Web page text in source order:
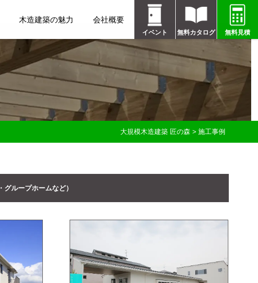
木造建築の魅力 会社概要
イベント 無料カタログ 無料見積
大規模木造建築 匠の森 > 施工事例
ループホームなど）